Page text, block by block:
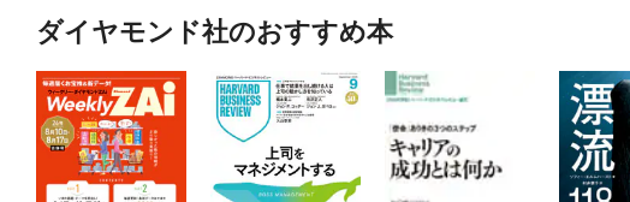
ダイヤモンド社のおすすめ本